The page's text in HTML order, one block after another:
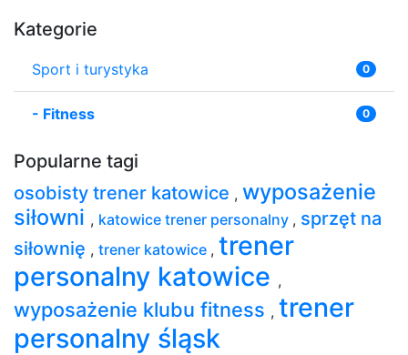
Kategorie
Sport i turystyka 0
- Fitness 0
Popularne tagi
osobisty trener katowice , wyposażenie
siłowni , katowice trener personalny , sprzęt na
siłownię , trener katowice , trener
personalny katowice ,
wyposażenie klubu fitness , trener
personalny śląsk